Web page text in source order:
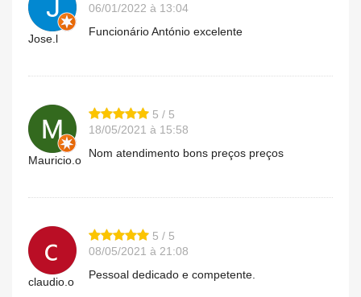
Jose.l
06/01/2022 à 13:04
Funcionário António excelente
Mauricio.o
5 / 5
18/05/2021 à 15:58
Nom atendimento bons preços preços
claudio.o
5 / 5
08/05/2021 à 21:08
Pessoal dedicado e competente.